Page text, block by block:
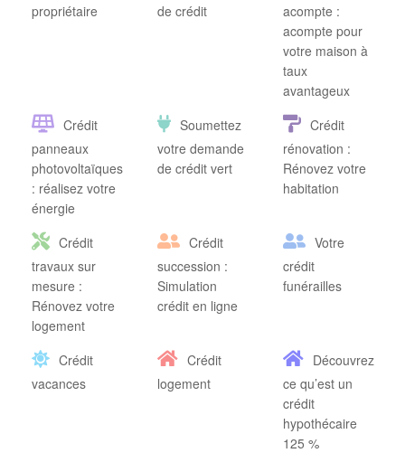
propriétaire
de crédit
acompte :
acompte pour
votre maison à
taux
avantageux
Crédit
panneaux
photovoltaïques
: réalisez votre
énergie
Soumettez
votre demande
de crédit vert
Crédit
rénovation :
Rénovez votre
habitation
Crédit
travaux sur
mesure :
Rénovez votre
logement
Crédit
succession :
Simulation
crédit en ligne
Votre
crédit
funérailles
Crédit
vacances
Crédit
logement
Découvrez
ce qu’est un
crédit
hypothécaire
125 %